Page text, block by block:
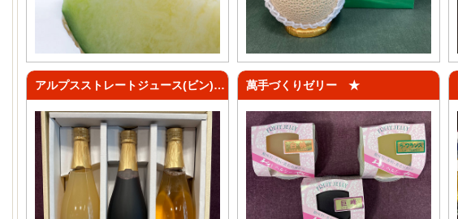
アルプスストレートジュース(ビン) ★ 萬手づくりゼリー ★